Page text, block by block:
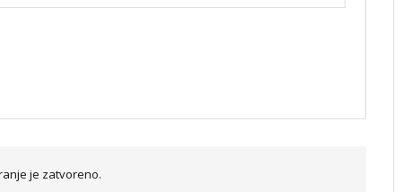
je zatvoreno.